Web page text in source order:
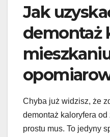
Jak
demontaż
Chyba już widzisz, że
demontaż kaloryfera
prostu mus. To jedyny